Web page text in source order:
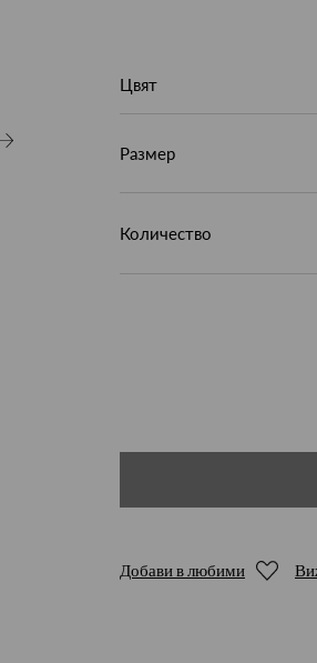
Цвят
Размер
Количество
Добави в любими